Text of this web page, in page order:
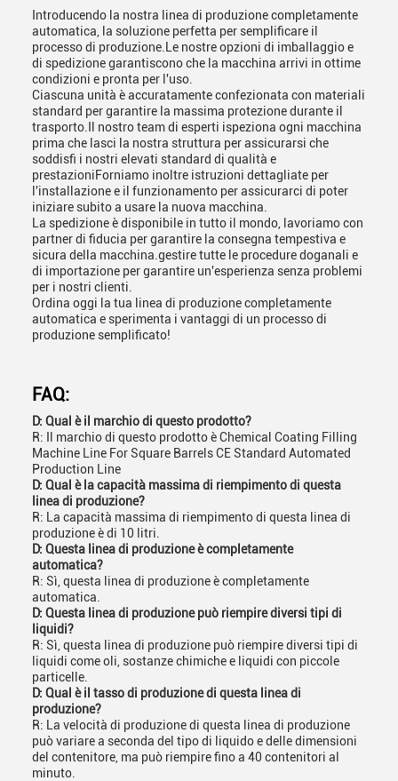
Introducendo la nostra linea di produzione completamente
automatica, la soluzione perfetta per semplificare il
processo di produzione.Le nostre opzioni di imballaggio e
di spedizione garantiscono che la macchina arrivi in ottime
condizioni e pronta per l'uso.
Ciascuna unità è accuratamente confezionata con materiali
standard per garantire la massima protezione durante il
trasporto.Il nostro team di esperti ispeziona ogni macchina
prima che lasci la nostra struttura per assicurarsi che
soddisfi i nostri elevati standard di qualità e
prestazioniForniamo inoltre istruzioni dettagliate per
l'installazione e il funzionamento per assicurarci di poter
iniziare subito a usare la nuova macchina.
La spedizione è disponibile in tutto il mondo, lavoriamo con
partner di fiducia per garantire la consegna tempestiva e
sicura della macchina.gestire tutte le procedure doganali e
di importazione per garantire un'esperienza senza problemi
per i nostri clienti.
Ordina oggi la tua linea di produzione completamente
automatica e sperimenta i vantaggi di un processo di
produzione semplificato!
FAQ:
D: Qual è il marchio di questo prodotto?
R: Il marchio di questo prodotto è Chemical Coating Filling
Machine Line For Square Barrels CE Standard Automated
Production Line
D: Qual è la capacità massima di riempimento di questa
linea di produzione?
R: La capacità massima di riempimento di questa linea di
produzione è di 10 litri.
D: Questa linea di produzione è completamente
automatica?
R: Sì, questa linea di produzione è completamente
automatica.
D: Questa linea di produzione può riempire diversi tipi di
liquidi?
R: Sì, questa linea di produzione può riempire diversi tipi di
liquidi come oli, sostanze chimiche e liquidi con piccole
particelle.
D: Qual è il tasso di produzione di questa linea di
produzione?
R: La velocità di produzione di questa linea di produzione
può variare a seconda del tipo di liquido e delle dimensioni
del contenitore, ma può riempire fino a 40 contenitori al
minuto.